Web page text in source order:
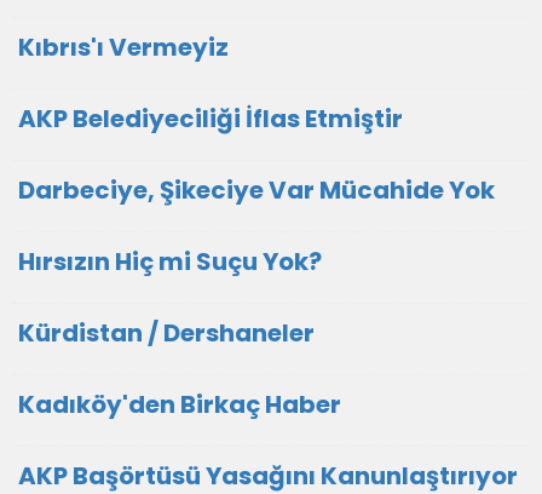
Kıbrıs'ı Vermeyiz
AKP Belediyeciliği İflas Etmiştir
Darbeciye, Şikeciye Var Mücahide Yok
Hırsızın Hiç mi Suçu Yok?
Kürdistan / Dershaneler
Kadıköy'den Birkaç Haber
AKP Başörtüsü Yasağını Kanunlaştırıyor